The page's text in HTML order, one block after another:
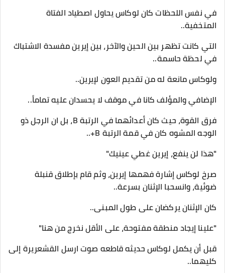
في نفس اللحظات كان لوكاس يحاول اصطياد الفتاة
المتخفية..
التي كانت تظهر بين الحين والآخر، بين إيرين مفسدة الاشتباك
في لحظة حاسمة..
ولوكاس مانعة له من تقديم العون لإيرين..
الإضافي والمؤلف كانا في موقف لا يحسدان عليه تماماً..
فرق القوة، حيث كان أعدائهما في الرتبة B، بل ان الرجل ذو
الوجه المشوه كان في قمة الرتبة B+..
"هذا لن ينفع، إيرين غطي عينيك"
صرخ لوكاس إشارة فهمها إيرين، وثم قام بإطلاق قنبلة
ضوئية، وانسحبا الإثنان بسرعة..
كان الإثنان يركضان على طول المبنى..
"علينا إيجاد منطقة مفتوحة، على الأقل نخرج من هنا"
قبل أن يكمل لوكاس حديثه قاطعه صوت ارسل القشعريرة إلى
كليهما..